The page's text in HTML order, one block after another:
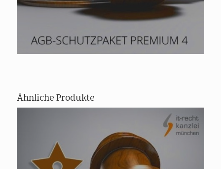
Ähnliche Produkte